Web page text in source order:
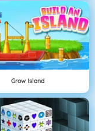
Grow Island